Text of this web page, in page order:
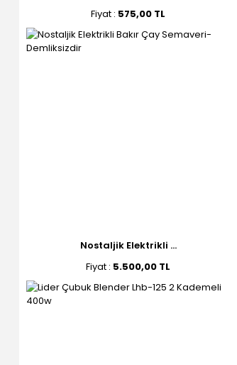
Fiyat : 575,00 TL
Nostaljik Elektrikli ...
Fiyat : 5.500,00 TL